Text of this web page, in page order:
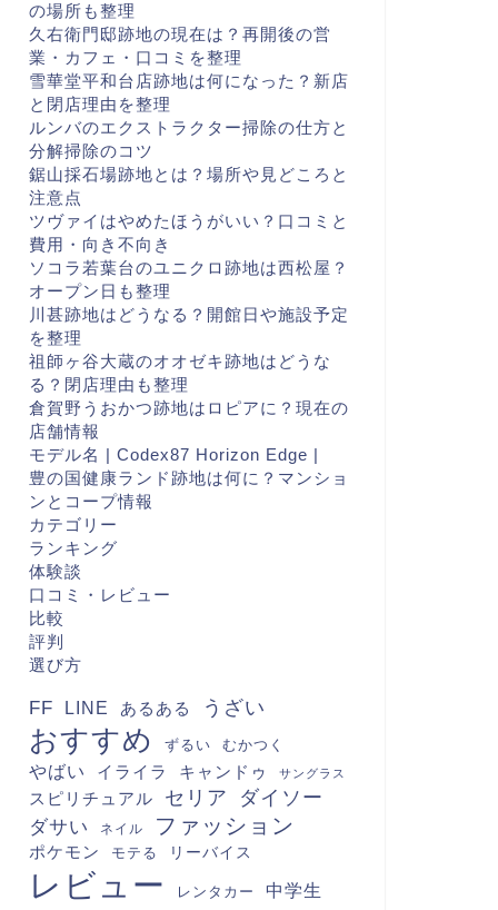
の場所も整理
久右衛門邸跡地の現在は？再開後の営
業・カフェ・口コミを整理
雪華堂平和台店跡地は何になった？新店
と閉店理由を整理
ルンバのエクストラクター掃除の仕方と
分解掃除のコツ
鋸山採石場跡地とは？場所や見どころと
注意点
ツヴァイはやめたほうがいい？口コミと
費用・向き不向き
ソコラ若葉台のユニクロ跡地は西松屋？
オープン日も整理
川甚跡地はどうなる？開館日や施設予定
を整理
祖師ヶ谷大蔵のオオゼキ跡地はどうな
る？閉店理由も整理
倉賀野うおかつ跡地はロピアに？現在の
店舗情報
モデル名 | Codex87 Horizon Edge |
豊の国健康ランド跡地は何に？マンショ
ンとコープ情報
カテゴリー
ランキング
体験談
口コミ・レビュー
比較
評判
選び方
FF LINE あるある うざい
おすすめ ずるい むかつく
やばい イライラ キャンドゥ サングラス
スピリチュアル セリア
ダイソー
ダサい
ネイル ファッション
ポケモン モテる リーバイス
レビュー レンタカー 中学生